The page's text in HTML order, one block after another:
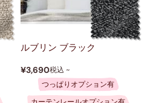
ルブリン ブラック
¥3,690税込 ~
つっぱりオプション有